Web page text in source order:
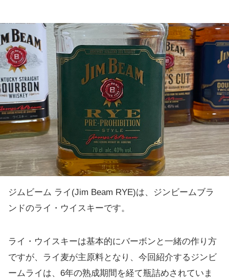
ジムビーム ライ(Jim Beam RYE)は、ジンビームブラ
ンドのライ・ウイスキーです。
ライ・ウイスキーは基本的にバーボンと一緒の作り方
ですが、ライ麦が主原料となり、今回紹介するジンビ
ームライは、6年の熟成期間を経て瓶詰めされていま